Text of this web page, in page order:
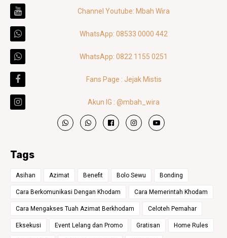
Channel Youtube: Mbah Wira
WhatsApp: 08533 0000 442
WhatsApp: 0822 1155 0251
Fans Page : Jejak Mistis
Akun IG : @mbah_wira
Tags
Asihan Azimat Benefit Bolo Sewu Bonding
Cara Berkomunikasi Dengan Khodam Cara Memerintah Khodam
Cara Mengakses Tuah Azimat Berkhodam Celoteh Pemahar
Eksekusi Event Lelang dan Promo Gratisan Home Rules